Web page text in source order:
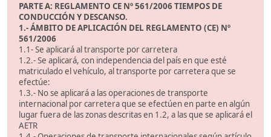
PARTE A: REGLAMENTO CE Nº 561/2006 TIEMPOS DE
CONDUCCIÓN Y DESCANSO.
1.- ÁMBITO DE APLICACIÓN DEL REGLAMENTO (CE) Nº
561/2006
1.1- Se aplicará al transporte por carretera
1.2.- Se aplicará, con independencia del país en que esté
matriculado el vehículo, al transporte por carretera que se
efectúe:
1.3.- No se aplicará a las operaciones de transporte
internacional por carretera que se efectúen en parte en algún
lugar fuera de las zonas descritas en 1.2, a las que se aplicará el
AETR